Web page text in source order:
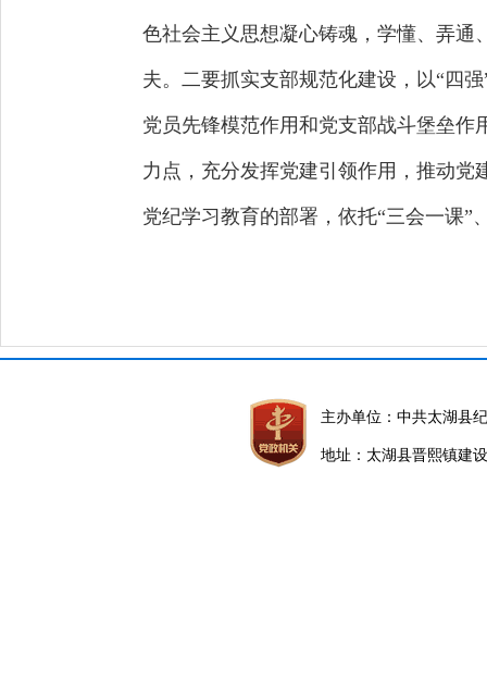
色社会主义思想凝心铸魂，学懂、弄通
夫。二要抓实支部规范化建设，以“四
党员先锋模范作用和党支部战斗堡垒
力点，充分发挥党建引领作用，推动
党纪学习教育的部署，依托“三会一课
主办单位：中共太湖县
地址：太湖县晋熙镇建